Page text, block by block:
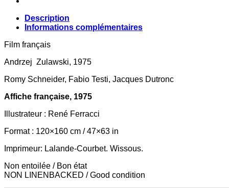
Description
Informations complémentaires
Film français
Andrzej Zulawski, 1975
Romy Schneider, Fabio Testi, Jacques Dutronc
Affiche française, 1975
Illustrateur : René Ferracci
Format : 120×160 cm / 47×63 in
Imprimeur: Lalande-Courbet. Wissous.
Non entoilée / Bon état
NON LINENBACKED / Good condition